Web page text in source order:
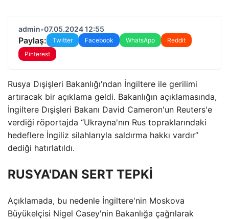
admin•07.05.2024 12:55
Paylaş: Twitter Facebook WhatsApp
Reddit
Pinterest
Rusya Dışişleri Bakanlığı'ndan İngiltere ile gerilimi
artıracak bir açıklama geldi. Bakanlığın açıklamasında,
İngiltere Dışişleri Bakanı David Cameron'un Reuters'e
verdiği röportajda “Ukrayna'nın Rus topraklarındaki
hedeflere İngiliz silahlarıyla saldırma hakkı vardır”
dediği hatırlatıldı.
RUSYA'DAN SERT TEPKİ
Açıklamada, bu nedenle İngiltere'nin Moskova
Büyükelçisi Nigel Casey'nin Bakanlığa çağrılarak